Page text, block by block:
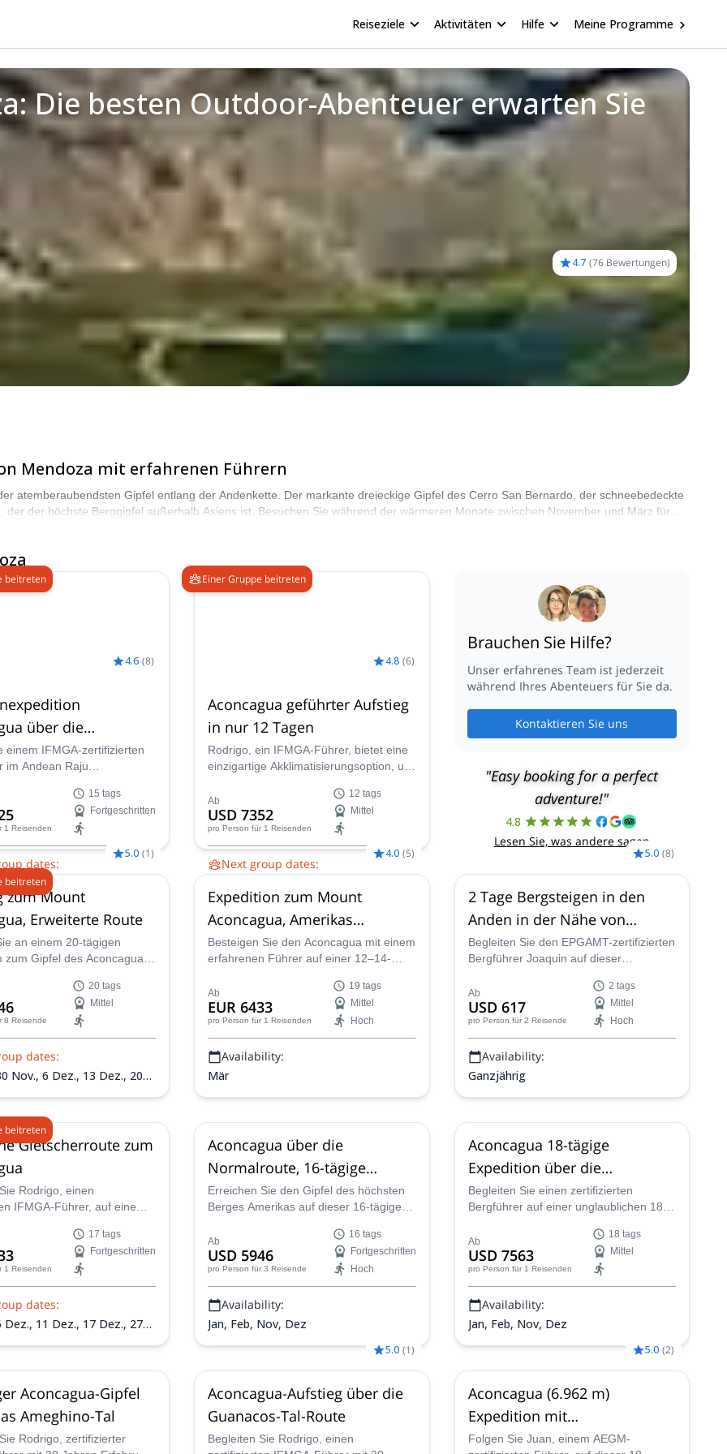
Reiseziele Aktivitäten Hilfe Meine Programme
Die besten Outdoor-Abenteuer erwarten Sie
4.7 (76 Bewertungen)
Mendoza mit erfahrenen Führern
atemberaubendsten Gipfel entlang der Andenkette. Der markante dreieckige Gipfel des Cerro San Bernardo, der schneebedeckte
der höchste Berggipfel außerhalb Asiens ist. Besuchen Sie während der wärmeren Monate zwischen November und März für
beitreten
4.6 (8)
über die
ab Mendoza
einem IFMGA-zertifizierten
im Andean Raju
auf dieser 15-tägigen
zum Aconcagua ab
1 Reisenden
15 tags
Fortgeschritten
dates:
Dez.,15 Jan. 2027,
Einer Gruppe beitreten
4.8 (6)
Aconcagua geführter Aufstieg
in nur 12 Tagen
Rodrigo, ein IFMGA-Führer, bietet eine
einzigartige Akklimatisierungsoption, um
vermeiden. Erreichen Sie den Gipfel des
Aconcagua in nur 12 Tagen!
Ab
USD 7352
pro Person für 1 Reisenden
12 tags
Mittel
Next group dates:
Dez.,4 Jan. 2027,9 Jan. 2027,
2027,23 Jan. 2027,30 Jan. 2027
Brauchen Sie Hilfe?
Unser erfahrenes Team ist jederzeit
während Ihres Abenteuers für Sie da.
Kontaktieren Sie uns
"Easy booking for a perfect
adventure!"
4.8
Lesen Sie, was andere sagen
beitreten
5.0 (1)
zum Mount
Erweiterte Route
an einem 20-tägigen
zum Gipfel des Aconcagua
Cerro Bonete (5000 m).
die sicherstellen
sie sich richtig
8 Reisende
20 tags
Mittel
dates:
Nov., 6 Dez., 13 Dez., 20
7 Feb. 2027
4.0 (5)
Expedition zum Mount
Aconcagua, Amerikas
höchster Berg
Besteigen Sie den Aconcagua mit einem
erfahrenen Führer auf einer 12–14-
Gipfel Südamerikas. Basierend in
Mendoza, Argentinien, bietet dieser
nicht-technische Seven Summits-
Aufstieg atemberaubende 360°-
Gipfelblicke auf Gletscher und
nahegelegene Gipfel wie den Cerro
Ab
EUR 6433
pro Person für 1 Reisenden
19 tags
Mittel
Hoch
Availability:
Mär
5.0 (8)
2 Tage Bergsteigen in den
Anden in der Nähe von
Mendoza mit einem 4.000m
Gipfel
Begleiten Sie den EPGAMT-zertifizierten
Bergführer Joaquin auf dieser
spektakulären Bergen der Region
Mendoza, Argentinien!
Ab
USD 617
pro Person für 2 Reisende
2 tags
Mittel
Hoch
Availability:
Ganzjährig
beitreten
Gletscherroute zum
Rodrigo, einen
IFMGA-Führer, auf einem
zum Gipfel des
Erleben Sie eine technische
Kletterer.
1 Reisenden
17 tags
Fortgeschritten
dates:
Dez., 11 Dez., 17 Dez., 27
Aconcagua über die
Normalroute, 16-tägige
Expedition zum höchsten
Gipfel Amerikas
Erreichen Sie den Gipfel des höchsten
Berges Amerikas auf dieser 16-tägigen
vom UIAGM-Aspirantenführer Nicolás.
Ab
USD 5946
pro Person für 3 Reisende
16 tags
Fortgeschritten
Hoch
Availability:
Jan, Feb, Nov, Dez
Aconcagua 18-tägige
Expedition über die
Normalroute
Begleiten Sie einen zertifizierten
Bergführer auf einer unglaublichen 18-
Aconcagua zu erreichen, den höchsten
der südlichen Hemisphäre.
Ab
USD 7563
pro Person für 1 Reisenden
18 tags
Mittel
Availability:
Jan, Feb, Nov, Dez
Aconcagua-Gipfel
Ameghino-Tal
Rodrigo, zertifizierter
5.0 (1)
Aconcagua-Aufstieg über die
Guanacos-Tal-Route
Begleiten Sie Rodrigo, einen
5.0 (2)
Aconcagua (6.962 m)
Expedition mit
Akklimatisierung
Folgen Sie Juan, einem AEGM-